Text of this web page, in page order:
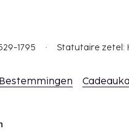
1795 Statutaire zetel:
Bestemmingen